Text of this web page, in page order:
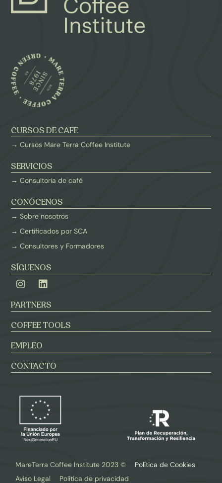
CURSOS DE CAFE
→ Cursos Mare Terra Coffee Institute
SERVICIOS
→ Consultoria de café
CONÓCENOS
→ Sobre nosotros
→ Certificados por SCA
→ Consultores y Formadores
SÍGUENOS
PARTNERS
COFFEE TOOLS
EMPLEO
CONTACTO
MareTerra Coffee Institute 2023 ©​
Política de Cookies
Aviso Legal
Política de privacidad